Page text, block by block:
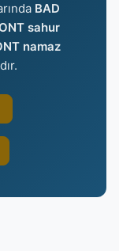
BAD
sahur
namaz